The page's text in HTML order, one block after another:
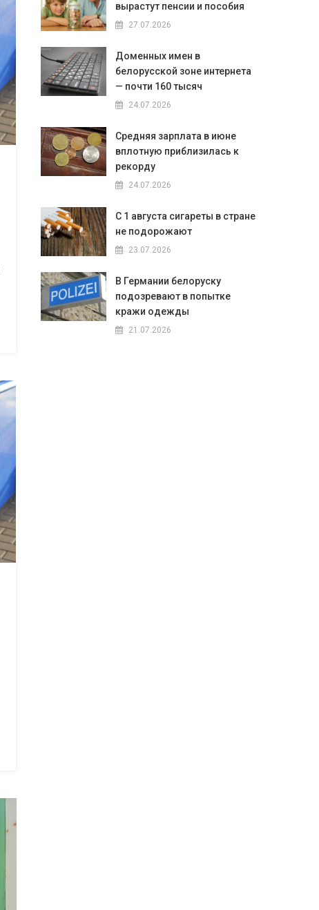
вырастут пенсии и пособия
27.07.2026
Доменных имен в
белорусской зоне интернета
— почти 160 тысяч
24.07.2026
Средняя зарплата в июне
вплотную приблизилась к
рекорду
24.07.2026
С 1 августа сигареты в стране
не подорожают
23.07.2026
В Германии белоруску
подозревают в попытке
кражи одежды
21.07.2026